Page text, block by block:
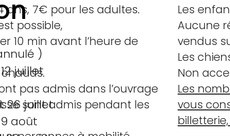
ans, 7€ pour les adultes.
possible,
10 min avant l’heure de
pas admis dans l’ouvrage
sont admis pendant les
)
juillet
26 juillet
août
Les
Aucune
vendus
Les
Non
Les
vous
billetterie,